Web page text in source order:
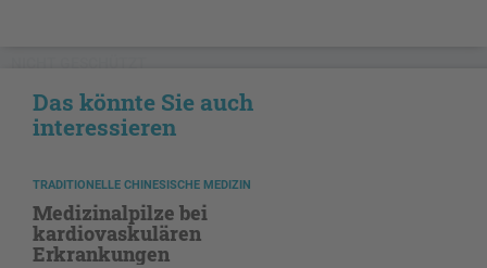
Das könnte Sie auch
interessieren
TRADITIONELLE CHINESISCHE MEDIZIN
Medizinalpilze bei
kardiovaskulären
Erkrankungen